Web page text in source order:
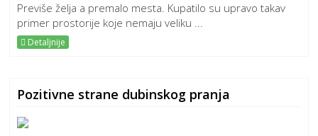
Previše želja a premalo mesta. Kupatilo su upravo takav
primer prostorije koje nemaju veliku ...
Detaljnije
Pozitivne strane dubinskog pranja